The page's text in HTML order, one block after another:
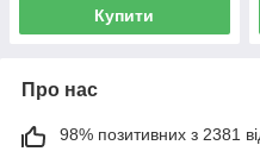
Купити
Про нас
98% позитивних з 2381